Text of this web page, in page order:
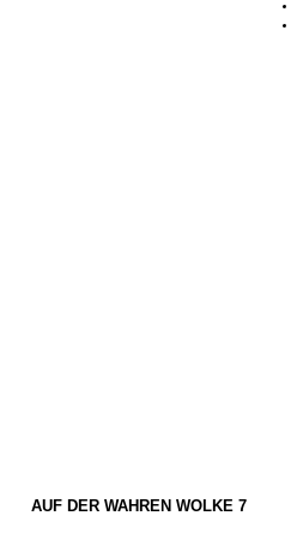
AUF DER WAHREN WOLKE 7